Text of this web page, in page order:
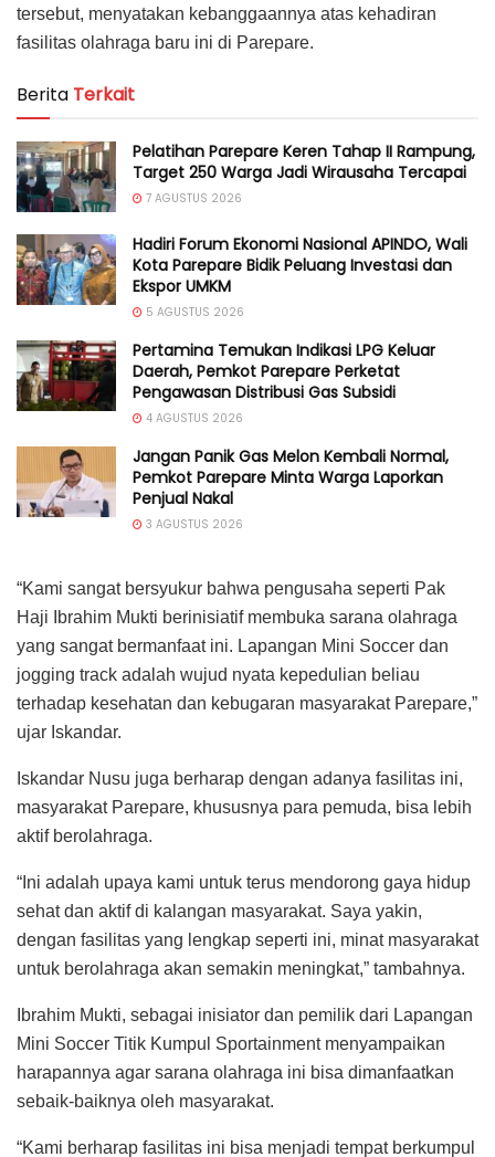
tersebut, menyatakan kebanggaannya atas kehadiran
fasilitas olahraga baru ini di Parepare.
Berita Terkait
Pelatihan Parepare Keren Tahap II Rampung,
Target 250 Warga Jadi Wirausaha Tercapai
7 AGUSTUS 2026
Hadiri Forum Ekonomi Nasional APINDO, Wali
Kota Parepare Bidik Peluang Investasi dan
Ekspor UMKM
5 AGUSTUS 2026
Pertamina Temukan Indikasi LPG Keluar
Daerah, Pemkot Parepare Perketat
Pengawasan Distribusi Gas Subsidi
4 AGUSTUS 2026
Jangan Panik Gas Melon Kembali Normal,
Pemkot Parepare Minta Warga Laporkan
Penjual Nakal
3 AGUSTUS 2026
“Kami sangat bersyukur bahwa pengusaha seperti Pak
Haji Ibrahim Mukti berinisiatif membuka sarana olahraga
yang sangat bermanfaat ini. Lapangan Mini Soccer dan
jogging track adalah wujud nyata kepedulian beliau
terhadap kesehatan dan kebugaran masyarakat Parepare,”
ujar Iskandar.
Iskandar Nusu juga berharap dengan adanya fasilitas ini,
masyarakat Parepare, khususnya para pemuda, bisa lebih
aktif berolahraga.
“Ini adalah upaya kami untuk terus mendorong gaya hidup
sehat dan aktif di kalangan masyarakat. Saya yakin,
dengan fasilitas yang lengkap seperti ini, minat masyarakat
untuk berolahraga akan semakin meningkat,” tambahnya.
Ibrahim Mukti, sebagai inisiator dan pemilik dari Lapangan
Mini Soccer Titik Kumpul Sportainment menyampaikan
harapannya agar sarana olahraga ini bisa dimanfaatkan
sebaik-baiknya oleh masyarakat.
“Kami berharap fasilitas ini bisa menjadi tempat berkumpul